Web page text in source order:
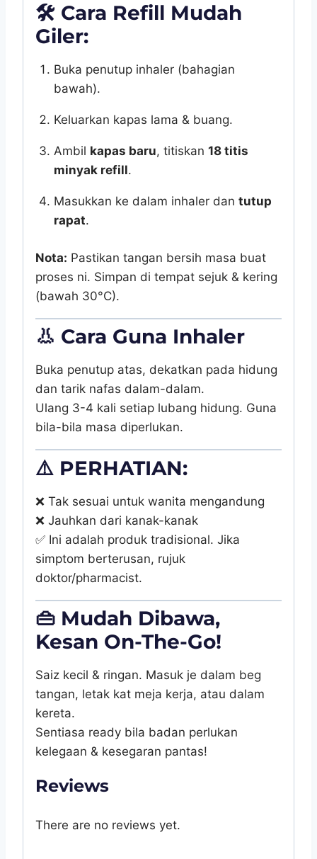
🛠️ Cara Refill Mudah
Giler:
Buka penutup inhaler (bahagian
bawah).
Keluarkan kapas lama & buang.
Ambil kapas baru, titiskan 18 titis
minyak refill.
Masukkan ke dalam inhaler dan tutup
rapat.
Nota: Pastikan tangan bersih masa buat
proses ni. Simpan di tempat sejuk & kering
(bawah 30°C).
👃 Cara Guna Inhaler
Buka penutup atas, dekatkan pada hidung
dan tarik nafas dalam-dalam.
Ulang 3-4 kali setiap lubang hidung. Guna
bila-bila masa diperlukan.
⚠️ PERHATIAN:
❌ Tak sesuai untuk wanita mengandung
❌ Jauhkan dari kanak-kanak
✅ Ini adalah produk tradisional. Jika
simptom berterusan, rujuk
doktor/pharmacist.
👜 Mudah Dibawa,
Kesan On-The-Go!
Saiz kecil & ringan. Masuk je dalam beg
tangan, letak kat meja kerja, atau dalam
kereta.
Sentiasa ready bila badan perlukan
kelegaan & kesegaran pantas!
Reviews
There are no reviews yet.